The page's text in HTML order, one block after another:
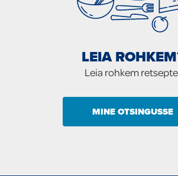
LEIA
Leia rohkem
MINE OTSINGUSSE